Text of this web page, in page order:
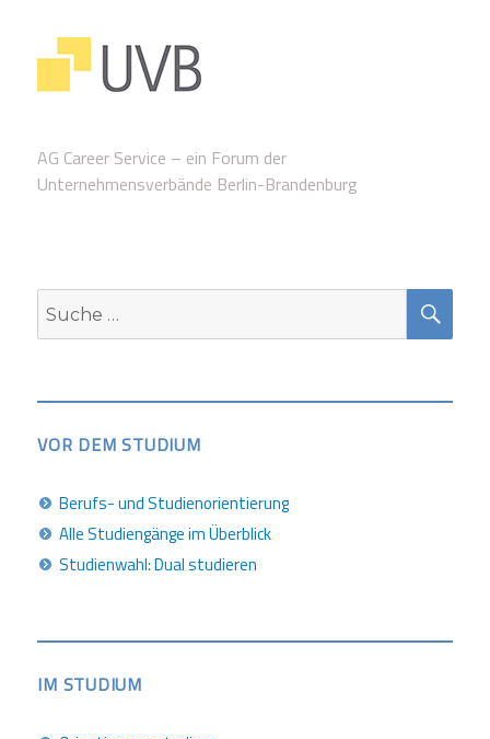
AG Career Service – ein Forum der
Unternehmensverbände Berlin-Brandenburg
Suche
nach:
VOR DEM STUDIUM
Berufs- und Studienorientierung
Alle Studiengänge im Überblick
Studienwahl: Dual studieren
IM STUDIUM